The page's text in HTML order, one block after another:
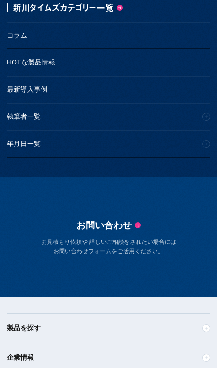
新川タイムズカテゴリー一覧
コラム
HOTな製品情報
最新導入事例
執筆者一覧
年月日一覧
お問い合わせ
お見積もり依頼や 詳しいご相談をされたい場合には
お問い合わせフォームをご活用ください。
製品を探す
企業情報